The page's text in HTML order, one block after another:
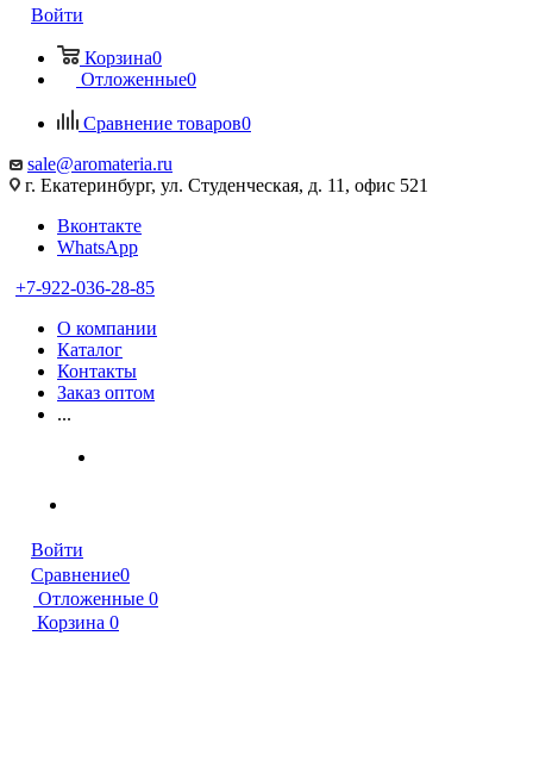
Войти
Корзина0
Отложенные0
Сравнение товаров0
sale@aromateria.ru
г. Екатеринбург, ул. Студенческая, д. 11, офис 521
Вконтакте
WhatsApp
+7-922-036-28-85
О компании
Каталог
Контакты
Заказ оптом
...
Войти
Сравнение0
Отложенные 0
Корзина 0